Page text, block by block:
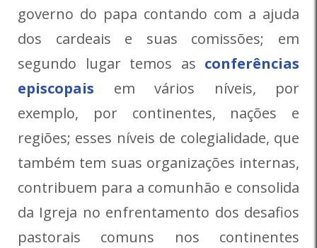
governo do papa contando com a ajuda
dos cardeais e suas comissões; em
segundo lugar temos as conferências
episcopais em vários níveis, por
exemplo, por continentes, nações e
regiões; esses níveis de colegialidade, que
também tem suas organizações internas,
contribuem para a comunhão e consolida
da Igreja no enfrentamento dos desafios
pastorais comuns nos continentes